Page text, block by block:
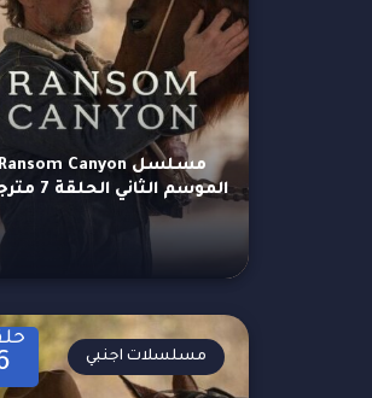
مسلسل Ransom Canyon
الموسم الثاني الحلقة 7 مترجمة
مسلسلات اجنبي